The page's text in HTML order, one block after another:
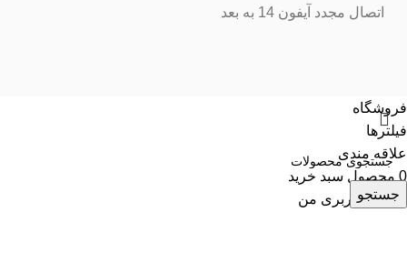
اتصال مجدد آیفون 14 به بعد
جستجو
فروشگاه
فیلترها
علاقه مندی
0 محصول سبد خرید
حساب کاربری من